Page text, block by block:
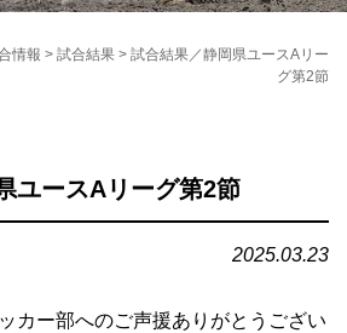
情報 > 試合結果 > 試合結果／静岡県ユースAリー
グ第2節
ユースAリーグ第2節
2025.03.23
カー部へのご声援ありがとうござい